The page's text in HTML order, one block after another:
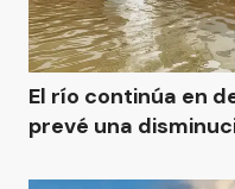
El río continúa en
prevé una